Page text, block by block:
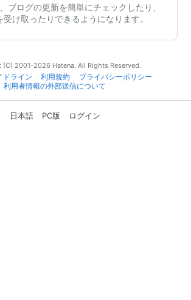
ブログの更新を簡単にチェックしたり、
け取ったりできるようになります。
2001-2026 Hatena. All Rights Reserved.
ドライン 利用規約
プライバシーポリシー
利用者情報の外部送信について
日本語 PC版 ログイン